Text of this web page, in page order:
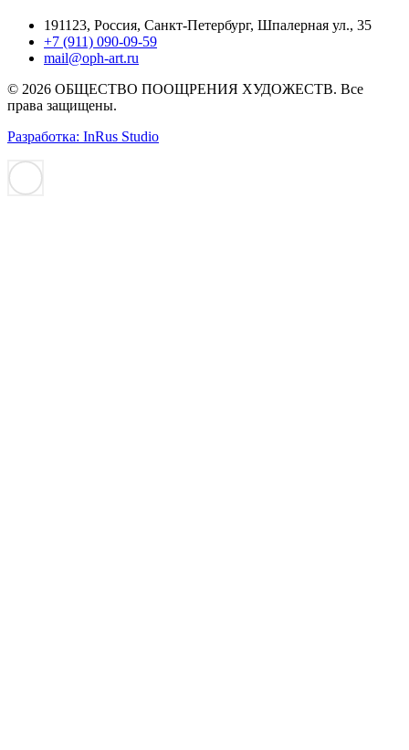
191123, Россия, Санкт-Петербург, Шпалерная ул., 35
+7 (911) 090-09-59
mail@oph-art.ru
© 2026 ОБЩЕСТВО ПООЩРЕНИЯ ХУДОЖЕСТВ. Все
права защищены.
Разработка: InRus Studio